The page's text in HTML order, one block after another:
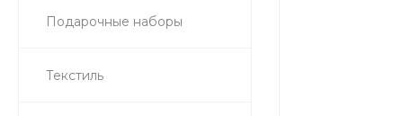
Подарочные наборы
Текстиль